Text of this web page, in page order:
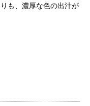
も、濃厚な色の出汁が